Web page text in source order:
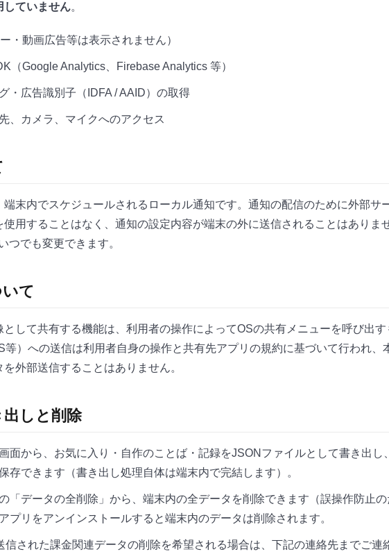
していません。
・動画広告等は表示されません）
（Google Analytics、Firebase Analytics 等）
・広告識別子（IDFA / AAID）の取得
、カメラ、マイクへのアクセス
端末内でスケジュールされるローカル通知です。通知の配信のために外部サ
使用することはなく、通知の設定内容が端末の外に送信されることはありま
つでも変更できます。
て
して共有する機能は、利用者の操作によってOSの共有メニューを呼び出す
等）への送信は利用者自身の操作と共有先アプリの規約に基づいて行われ、
外部送信することはありません。
しと削除
画面から、お気に入り・自作のことば・記録をJSONファイルとして書き出し
存できます（書き出し処理自体は端末内で完結します）。
「データの全削除」から、端末内の全データを削除できます（誤操作防止
プリをアンインストールすると端末内のデータは削除されます。
信された課金関連データの削除を希望される場合は、下記の連絡先までご連